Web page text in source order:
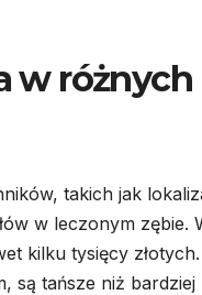
w różnych
takich jak
w leczonym zębie.
kilku tysięcy złotych.
są tańsze niż bardziej